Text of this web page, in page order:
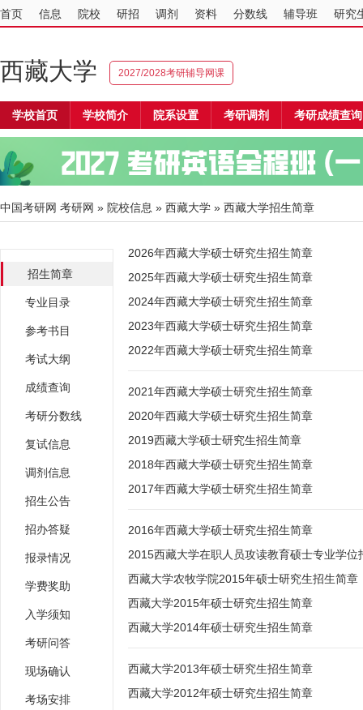
首页 信息 院校 研招 调剂 资料 分数线 辅导班 研究
西藏大学 2027/2028考研辅导网课
学校首页 学校简介 院系设置 考研调剂 考研成绩查询
中国考研网 考研网 » 院校信息 » 西藏大学 » 西藏大学招生简章
招生简章
专业目录
参考书目
考试大纲
成绩查询
考研分数线
复试信息
调剂信息
招生公告
招办答疑
报录情况
学费奖助
入学须知
考研问答
现场确认
考场安排
2026年西藏大学硕士研究生招生简章
2025年西藏大学硕士研究生招生简章
2024年西藏大学硕士研究生招生简章
2023年西藏大学硕士研究生招生简章
2022年西藏大学硕士研究生招生简章
2021年西藏大学硕士研究生招生简章
2020年西藏大学硕士研究生招生简章
2019西藏大学硕士研究生招生简章
2018年西藏大学硕士研究生招生简章
2017年西藏大学硕士研究生招生简章
2016年西藏大学硕士研究生招生简章
2015西藏大学在职人员攻读教育硕士专业学位
西藏大学农牧学院2015年硕士研究生招生简章
西藏大学2015年硕士研究生招生简章
西藏大学2014年硕士研究生招生简章
西藏大学2013年硕士研究生招生简章
西藏大学2012年硕士研究生招生简章